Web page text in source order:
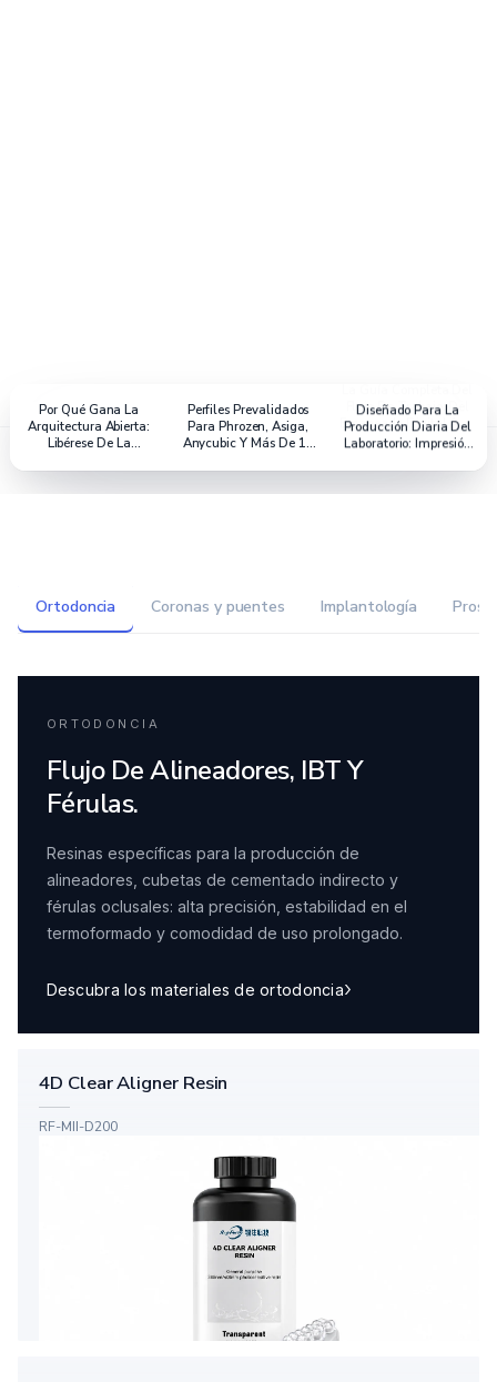
Por Qué Gana La
Arquitectura Abierta:
Libérese De La
Sistemas Propietarios
Perfiles Prevalidados
Para Phrozen, Asiga,
Anycubic Y Más De 14
Diseñado Para La
Producción Diaria Del
Laboratorio: Impresión
Concesiones
Ortodoncia Coronas y puentes Implantología
ORTODONCIA
Flujo De Alineadores, IBT Y
Férulas.
Resinas específicas para la producción de
alineadores, cubetas de cementado indirecto y
férulas oclusales: alta precisión, estabilidad en el
termoformado y comodidad de uso prolongado.
Descubra los materiales de ortodoncia
4D Clear Aligner Resin
RF-MII-D200